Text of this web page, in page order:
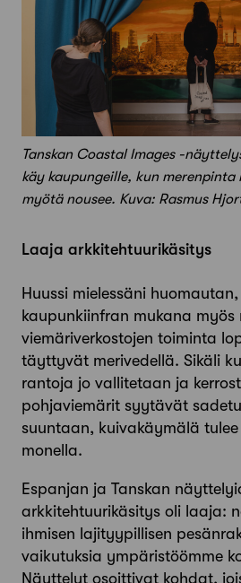
Tanskan Coastal Images -
käy kaupungeille, kun merenpinta
myötä nousee. Kuva: Rasmus
Laaja arkkitehtuurikäsitys
Huussi mielessäni
kaupunki­infran mukana myös
viemäriverkostojen toiminta
täyttyvät meri­vedellä. Sikäli
rantoja jo vallitetaan ja
pohjaviemärit syytävät
suuntaan, kuivakäymälä
monella.
Espanjan ja Tanskan
arkkitehtuurikäsitys oli laaja:
ihmisen lajityypillisen
vaikutuksia ympäristöömme
Näyttelyt osoittivat kohdat,